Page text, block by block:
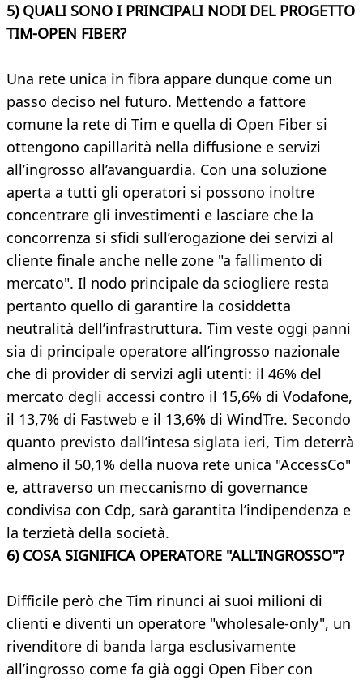
5) QUALI SONO I PRINCIPALI NODI DEL PROGETTO
TIM-OPEN FIBER?
Una rete unica in fibra appare dunque come un
passo deciso nel futuro. Mettendo a fattore
comune la rete di Tim e quella di Open Fiber si
ottengono capillarità nella diffusione e servizi
all’ingrosso all’avanguardia. Con una soluzione
aperta a tutti gli operatori si possono inoltre
concentrare gli investimenti e lasciare che la
concorrenza si sfidi sull’erogazione dei servizi al
cliente finale anche nelle zone "a fallimento di
mercato". Il nodo principale da sciogliere resta
pertanto quello di garantire la cosiddetta
neutralità dell’infrastruttura. Tim veste oggi panni
sia di principale operatore all’ingrosso nazionale
che di provider di servizi agli utenti: il 46% del
mercato degli accessi contro il 15,6% di Vodafone,
il 13,7% di Fastweb e il 13,6% di WindTre. Secondo
quanto previsto dall’intesa siglata ieri, Tim deterrà
almeno il 50,1% della nuova rete unica "AccessCo"
e, attraverso un meccanismo di governance
condivisa con Cdp, sarà garantita l’indipendenza e
la terzietà della società.
6) COSA SIGNIFICA OPERATORE "ALL'INGROSSO"?
Difficile però che Tim rinunci ai suoi milioni di
clienti e diventi un operatore "wholesale-only", un
rivenditore di banda larga esclusivamente
all’ingrosso come fa già oggi Open Fiber con